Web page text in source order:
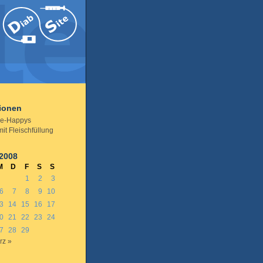
Happys
Fleischfüllung
D F S
S
1
2
3
6 7 8 9
10
14 15 16
17
21 22 23
24
28
29
»